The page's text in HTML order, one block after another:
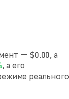
— $0.00, а
, а его
реального